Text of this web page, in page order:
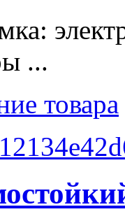
...
товара